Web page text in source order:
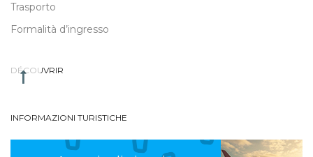
Trasporto
Formalità d’ingresso
DÉCOUVRIR
INFORMAZIONI TURISTICHE